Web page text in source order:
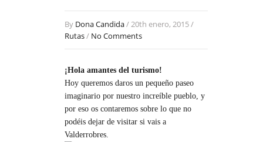
By Dona Candida/ 20th enero, 2015 /
Rutas/ No Comments
¡Hola amantes del turismo!
Hoy queremos daros un pequeño paseo
imaginario por nuestro increíble pueblo, y
por eso os contaremos sobre lo que no
podéis dejar de visitar si vais a
Valderrobres.